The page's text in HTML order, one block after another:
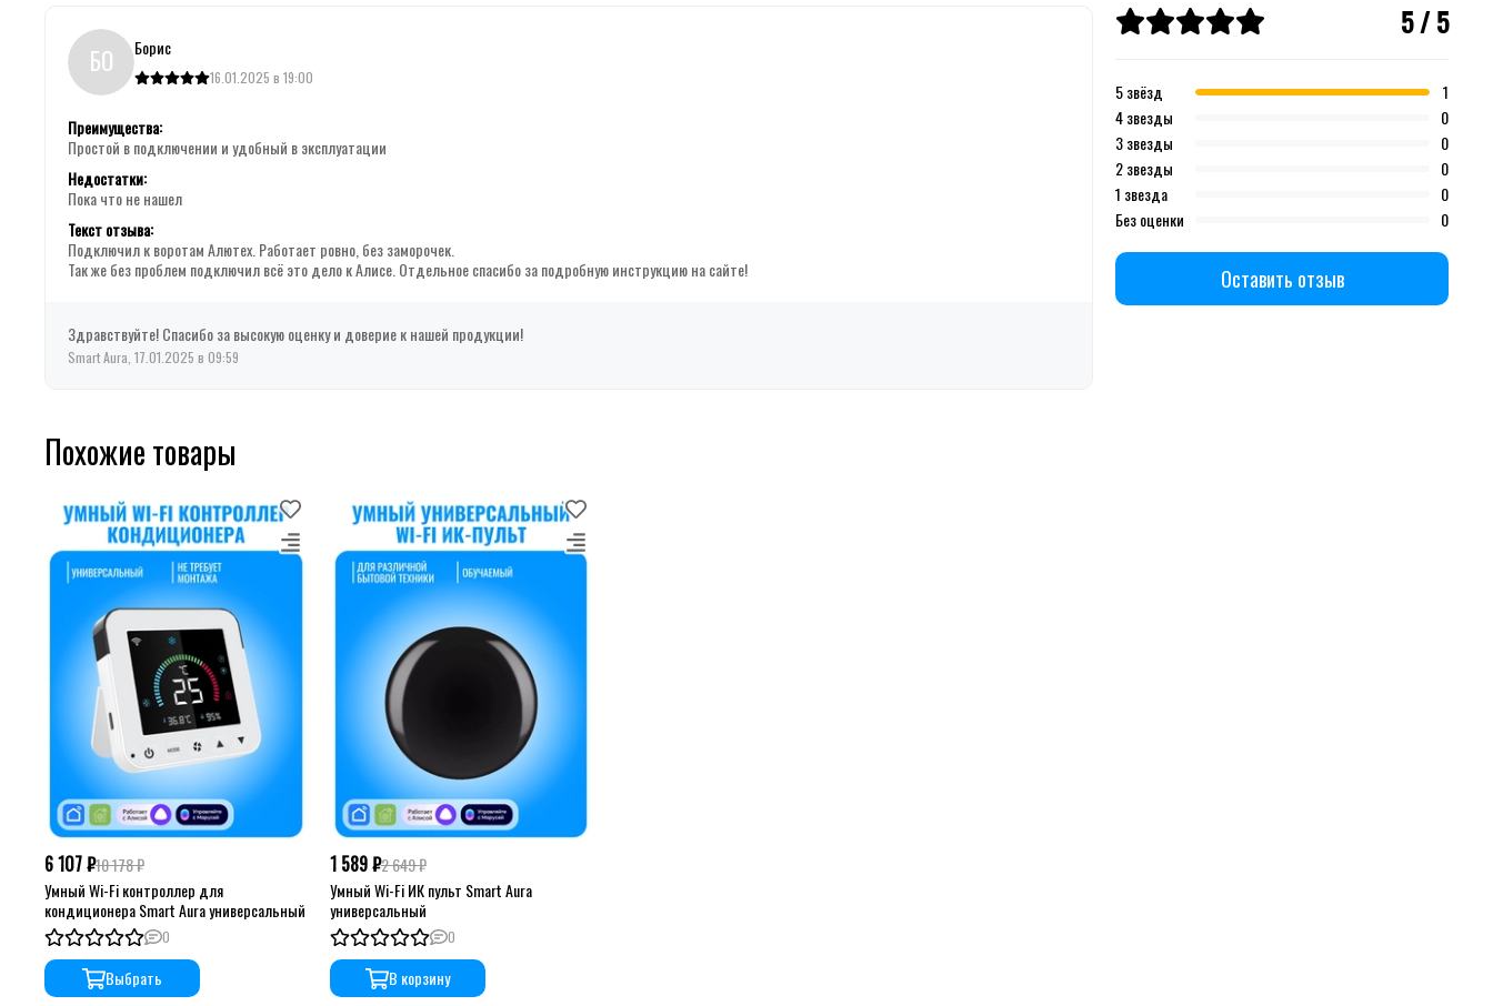
БО Борис
16.01.2025 в 19:00
Преимущества:
Простой в подключении и удобный в эксплуатации
Недостатки:
Пока что не нашел
Текст отзыва:
Подключил к воротам Алютех. Работает ровно, без заморочек.
Так же без проблем подключил всё это дело к Алисе. Отдельное спасибо за подробную инструкцию на сайте!
Здравствуйте! Спасибо за высокую оценку и доверие к нашей продукции!
Smart Aura, 17.01.2025 в 09:59
5 / 5
5 звёзд
1
4 звезды
0
3 звезды
0
2 звезды
0
1 звезда
0
Без оценки
0
Оставить отзыв
Похожие товары
6 107 ₽10 178 ₽
Умный Wi-Fi контроллер для
кондиционера Smart Aura универсальный
0
Выбрать
1 589 ₽2 649 ₽
Умный Wi-Fi ИК пульт Smart Aura
универсальный
0
В корзину